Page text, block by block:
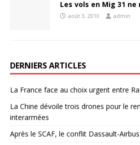
Les vols en Mig 31
août 3, 2010 admin
DERNIERS ARTICLES
La France face au choix urgent entre
La Chine dévoile trois drones pour le
interarmées
Après le SCAF, le conflit Dassault-